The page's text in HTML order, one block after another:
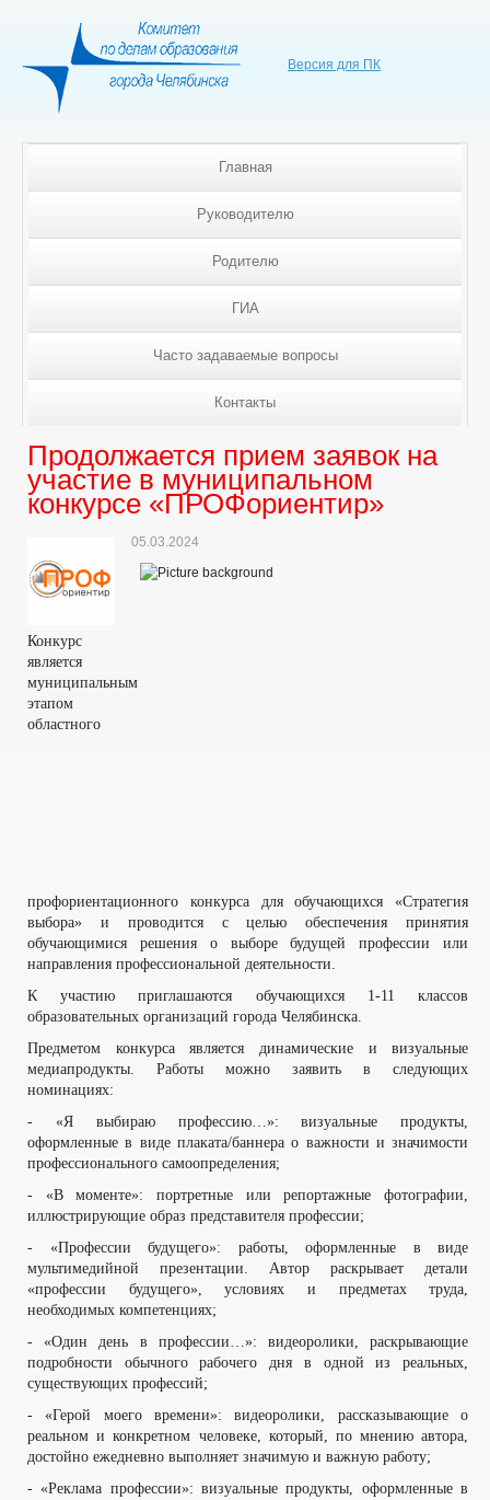
Версия для ПК
Главная
Руководителю
Родителю
ГИА
Часто задаваемые вопросы
Контакты
Продолжается прием заявок на
участие в муниципальном
конкурсе «ПРОФориентир»
05.03.2024
Конкурс
является
муниципальным
этапом
областного
профориентационного конкурса для обучающихся «Стратегия
выбора» и проводится с целью обеспечения принятия
обучающимися решения о выборе будущей профессии или
направления профессиональной деятельности.
К участию приглашаются обучающихся 1-11 классов
образовательных организаций города Челябинска.
Предметом конкурса является динамические и визуальные
медиапродукты. Работы можно заявить в следующих
номинациях:
- «Я выбираю профессию…»: визуальные продукты,
оформленные в виде плаката/баннера о важности и значимости
профессионального самоопределения;
- «В моменте»: портретные или репортажные фотографии,
иллюстрирующие образ представителя профессии;
- «Профессии будущего»: работы, оформленные в виде
мультимедийной презентации. Автор раскрывает детали
«профессии будущего», условиях и предметах труда,
необходимых компетенциях;
- «Один день в профессии…»: видеоролики, раскрывающие
подробности обычного рабочего дня в одной из реальных,
существующих профессий;
- «Герой моего времени»: видеоролики, рассказывающие о
реальном и конкретном человеке, который, по мнению автора,
достойно ежедневно выполняет значимую и важную работу;
- «Реклама профессии»: визуальные продукты, оформленные в